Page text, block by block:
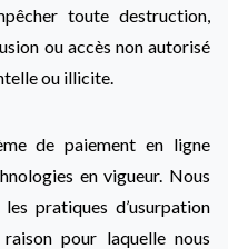
toute destruction,
ou accès non autorisé
ou illicite.
de paiement en ligne
en vigueur. Nous
pratiques d’usurpation
pour laquelle nous